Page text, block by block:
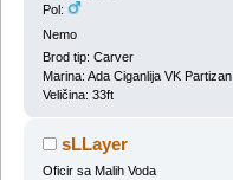
Pol:
Nemo
Brod tip: Carver
Marina: Ada Ciganlija VK Partizan
Veličina: 33ft
sLLayer
Oficir sa Malih Voda